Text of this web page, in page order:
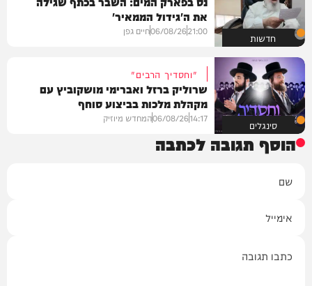
חדשות
את ה'גידול הממאיר'
21:00
06/08/26חיים גפן
סינגלים
"וחסדיך הרבים"
שרוליק ברזל ואברימי מושקוביץ עם
מקהלת מלכות בביצוע סוחף
14:17
06/08/26המחדש מיוזיק
הוסף תגובה לכתבה